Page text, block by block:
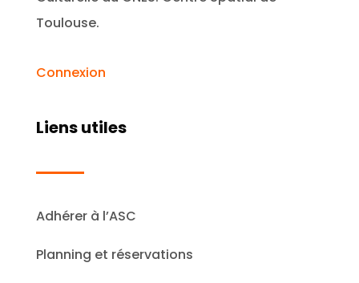
Toulouse.
Connexion
Liens utiles
Adhérer à l’ASC
Planning et réservations